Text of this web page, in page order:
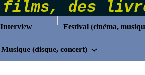
Interview
Musique (disque, concert)